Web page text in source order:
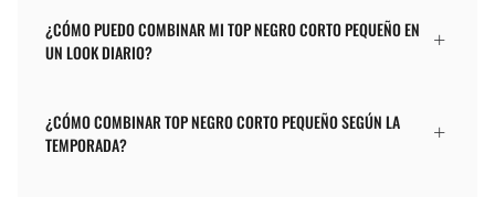
¿CÓMO PUEDO COMBINAR MI TOP NEGRO CORTO PEQUEÑO EN
UN LOOK DIARIO?
¿CÓMO COMBINAR TOP NEGRO CORTO PEQUEÑO SEGÚN LA
TEMPORADA?